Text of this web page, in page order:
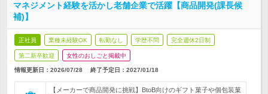
マネジメント経験を活かし老舗企業で活躍【商品開発(課長候
補)】
正社員 業種未経験OK 転勤なし 学歴不問 完全週休2日制
第二新卒歓迎 女性のおしごと掲載中
情報更新日：2026/07/28 終了予定日： 2027/01/18
【メーカーで商品開発に挑戦】BtoB向けのギフト菓子や個包装菓